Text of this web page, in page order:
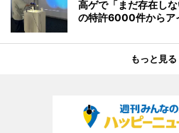
高ゲで「まだ存在し
の特許6000件からア
もっと見る